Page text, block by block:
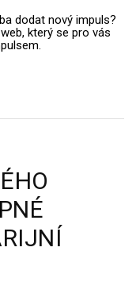
dodat nový impuls?
který se pro vás